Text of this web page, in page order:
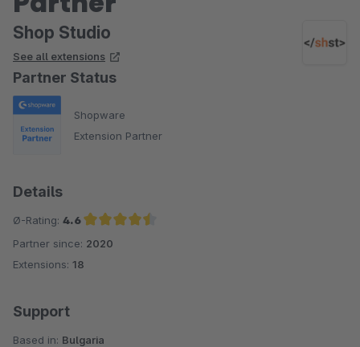
Shop Studio
See all extensions
Partner Status
Shopware
Extension Partner
Details
Ø-Rating: 4.6
Average rating of 4.6 out of 5 stars
Partner since: 2020
Extensions: 18
Support
Based in: Bulgaria